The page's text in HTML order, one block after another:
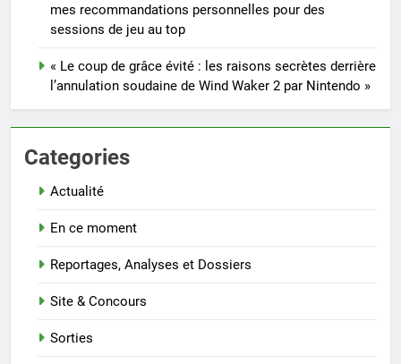
mes recommandations personnelles pour des
sessions de jeu au top
« Le coup de grâce évité : les raisons secrètes derrière
l’annulation soudaine de Wind Waker 2 par Nintendo »
Categories
Actualité
En ce moment
Reportages, Analyses et Dossiers
Site & Concours
Sorties